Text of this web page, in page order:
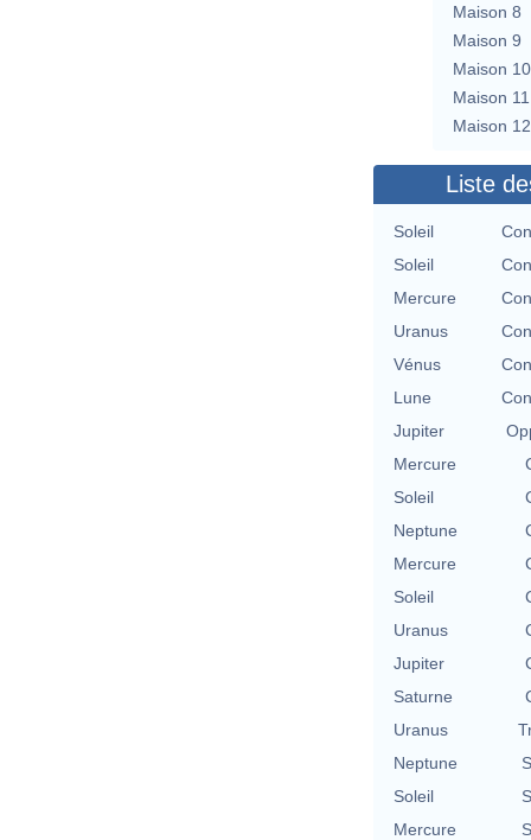
Maison 8
Maison 9
Maison 10
Maison 11
Maison 12
Liste
Soleil
Soleil
Mercure
Uranus
Vénus
Lune
Jupiter
Mercure
Soleil
Neptune
Mercure
Soleil
Uranus
Jupiter
Saturne
Uranus
Neptune
Soleil
Mercure